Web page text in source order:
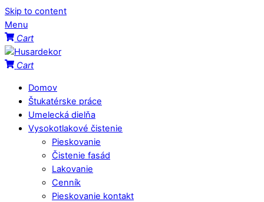
Skip to content
Menu
Cart
Cart
Domov
Štukatérske práce
Umelecká dielňa
Vysokotlakové čistenie
Pieskovanie
Čistenie fasád
Lakovanie
Cenník
Pieskovanie kontakt